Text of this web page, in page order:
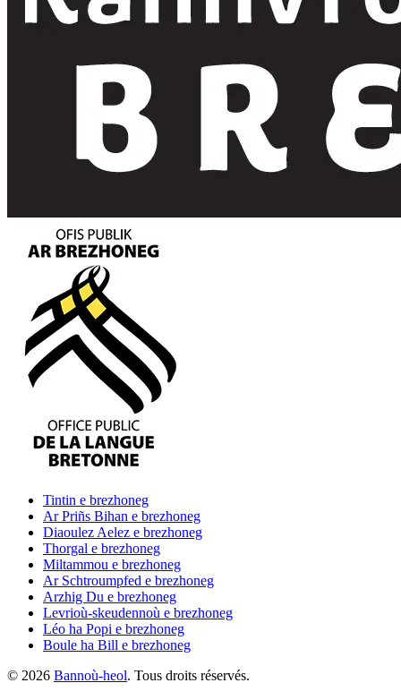
Tintin e brezhoneg
Ar Priñs Bihan e brezhoneg
Diaoulez Aelez e brezhoneg
Thorgal e brezhoneg
Miltammou e brezhoneg
Ar Schtroumpfed e brezhoneg
Arzhig Du e brezhoneg
Levrioù-skeudennoù e brezhoneg
Léo ha Popi e brezhoneg
Boule ha Bill e brezhoneg
© 2026 Bannoù-heol. Tous droits réservés.